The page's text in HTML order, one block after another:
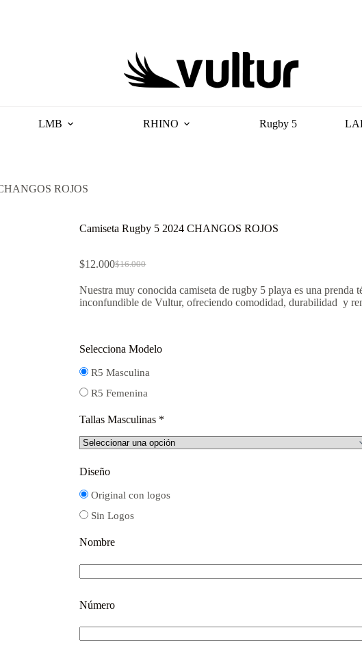
LMB RHINO Rugby 5
ROJOS
Camiseta Rugby 5 2024 CHANGOS ROJOS
$16.000
El
original
era:
$12.000El
actual
es:
Nuestra muy conocida camiseta de rugby 5 playa es una
inconfundible de Vultur, ofreciendo comodidad, durabilidad y
Selecciona Modelo
R5 Masculina
R5 Femenina
Tallas Masculinas *
Diseño
Original con logos
Sin Logos
Nombre
Número